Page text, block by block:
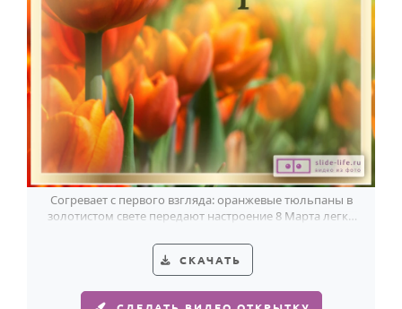
Согревает с первого взгляда: оранжевые тюльпаны в
золотистом свете передают настроение 8 Марта легко
СКАЧАТЬ